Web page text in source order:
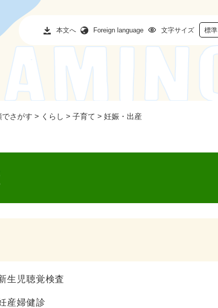
本文へ Foreign language 文字サイズ 標準
でさがす > くらし > 子育て > 妊娠・出産
生児聴覚検査
産婦健診